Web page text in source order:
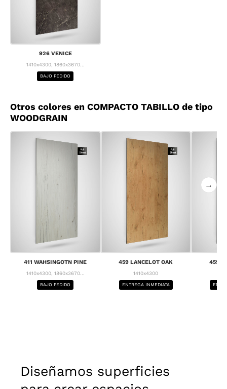
926 VENICE
1410x4300, 1860x3670...
BAJO PEDIDO
Otros colores en COMPACTO TABILLO de tipo
WOODGRAIN
411 WAHSINGOTN PINE
1410x4300, 1860x3670...
BAJO PEDIDO
459 LANCELOT OAK
1410x4300
ENTREGA INMEDIATA
459
→
Diseñamos superficies